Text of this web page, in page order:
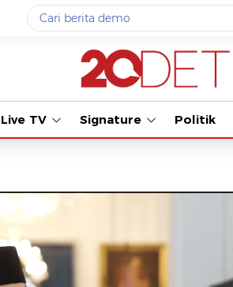
Yang sedang ramai dicari
gempa hari ini
#3prabowo
#5demo
Promoted
Terakhir yang dicari
Live TV Signature Politik